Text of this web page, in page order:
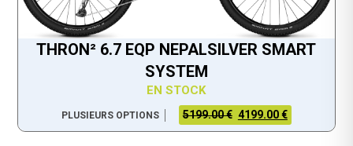
THRON² 6.7 EQP NEPALSILVER SMART
SYSTEM
EN STOCK
PLUSIEURS OPTIONS 5199.00 € 4199.00 €